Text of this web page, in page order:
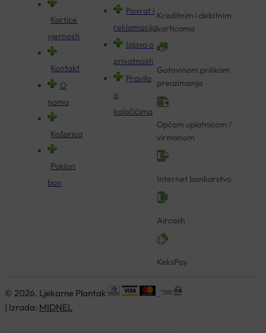
Kartice
vjernosti
Kontakt
O
nama
Košarica
Poklon
bon
Povrat i
reklamacija
Izjava o
privatnosti
Pravila
o
kolačićima
Kreditnim i debitnim
karticama
Gotovinom prilikom
preuzimanja
Općom uplatnicom /
virmanom
Internet bankarstvo
Aircash
KeksPay
© 2026. Ljekarne Plantak
| Izrada: MIDNEL